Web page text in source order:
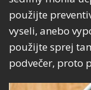
použijte
vyseli, anebo
použijte sprej
podvečer, proto